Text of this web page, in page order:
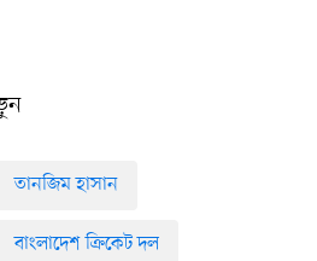
তানজিম হাসান
বাংলাদেশ ক্রিকেট দল